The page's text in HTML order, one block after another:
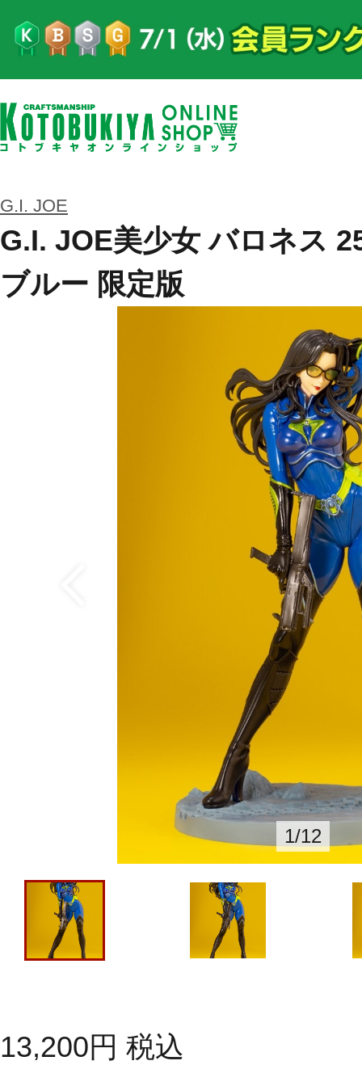
G.I. JOE
G.I. JOE美少女 バロネス
ブルー 限定版
1/12
13,200円 税込